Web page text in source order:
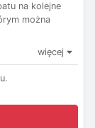
na kolejne
można
więcej